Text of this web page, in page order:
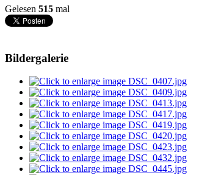
Gelesen 515 mal
Bildergalerie